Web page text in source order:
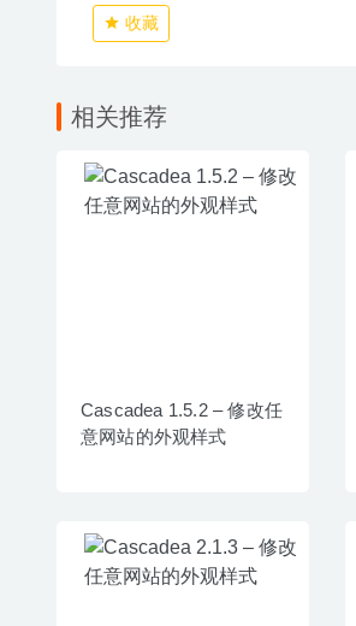
收藏
相关推荐
Cascadea 1.5.2 – 修改任
意网站的外观样式